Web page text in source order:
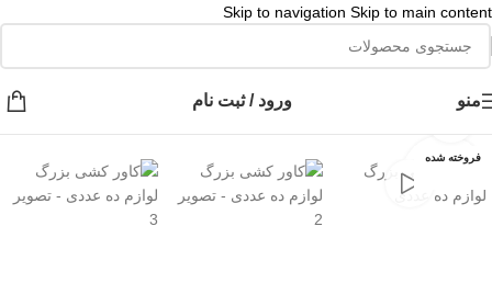
Skip to navigation Skip to main content
منو ورود / ثبت نام
فروخته شده